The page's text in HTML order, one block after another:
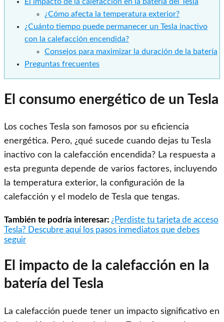
¿Cómo afecta la temperatura exterior?
¿Cuánto tiempo puede permanecer un Tesla inactivo
con la calefacción encendida?
Consejos para maximizar la duración de la batería
Preguntas frecuentes
El consumo energético de un Tesla
Los coches Tesla son famosos por su eficiencia
energética. Pero, ¿qué sucede cuando dejas tu Tesla
inactivo con la calefacción encendida? La respuesta a
esta pregunta depende de varios factores, incluyendo
la temperatura exterior, la configuración de la
calefacción y el modelo de Tesla que tengas.
También te podría interesar: ¿Perdiste tu tarjeta de acceso
Tesla? Descubre aquí los pasos inmediatos que debes
seguir
El impacto de la calefacción en la
batería del Tesla
La calefacción puede tener un impacto significativo en